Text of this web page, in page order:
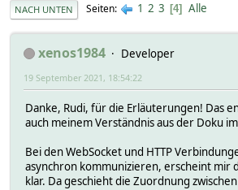
NACH UNTEN Seiten 1 2 3 4 Alle
xenos1984
Developer
19 September 2021, 18:54:22
Danke, Rudi, für die Erläuterungen! Das
auch meinem Verständnis aus der Doku
Bei den WebSocket und HTTP
asynchron kommunizieren, erscheint mir
klar. Da geschieht die Zuordnung